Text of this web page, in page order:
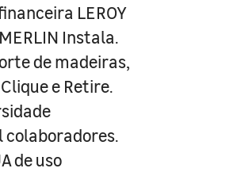
LEROY
Instala.
de madeiras,
e Retire.
colaboradores.
de uso